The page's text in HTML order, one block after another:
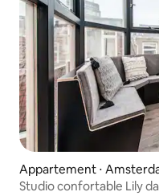
Appartement ⋅
Studio confortable Lily